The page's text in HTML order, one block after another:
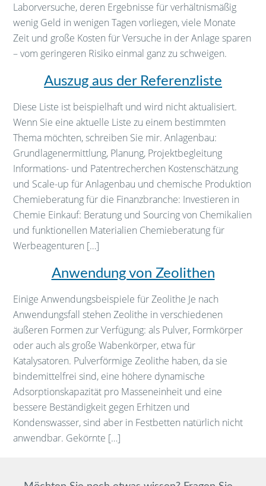
Laborversuche, deren Ergebnisse für verhältnismäßig
wenig Geld in wenigen Tagen vorliegen, viele Monate
Zeit und große Kosten für Versuche in der Anlage sparen
– vom geringeren Risiko einmal ganz zu schweigen.
Auszug aus der Referenzliste
Diese Liste ist beispielhaft und wird nicht aktualisiert.
Wenn Sie eine aktuelle Liste zu einem bestimmten
Thema möchten, schreiben Sie mir. Anlagenbau:
Grundlagenermittlung, Planung, Projektbegleitung
Informations- und Patentrecherchen Kostenschätzung
und Scale-up für Anlagenbau und chemische Produktion
Chemieberatung für die Finanzbranche: Investieren in
Chemie Einkauf: Beratung und Sourcing von Chemikalien
und funktionellen Materialien Chemieberatung für
Werbeagenturen […]
Anwendung von Zeolithen
Einige Anwendungsbeispiele für Zeolithe Je nach
Anwendungsfall stehen Zeolithe in verschiedenen
äußeren Formen zur Verfügung: als Pulver, Formkörper
oder auch als große Wabenkörper, etwa für
Katalysatoren. Pulverförmige Zeolithe haben, da sie
bindemittelfrei sind, eine höhere dynamische
Adsorptionskapazität pro Masseneinheit und eine
bessere Beständigkeit gegen Erhitzen und
Kondenswasser, sind aber in Festbetten natürlich nicht
anwendbar. Gekörnte […]